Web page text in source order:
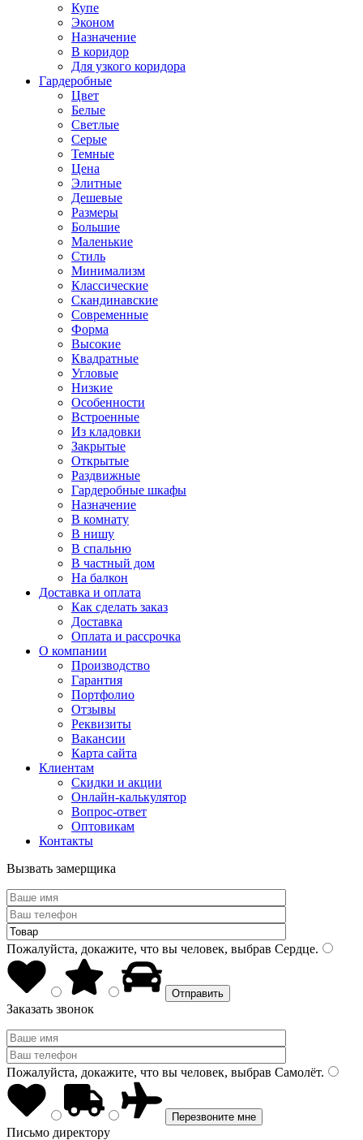
Купе
Эконом
Назначение
В коридор
Для узкого коридора
Гардеробные
Цвет
Белые
Светлые
Серые
Темные
Цена
Элитные
Дешевые
Размеры
Большие
Маленькие
Стиль
Минимализм
Классические
Скандинавские
Современные
Форма
Высокие
Квадратные
Угловые
Низкие
Особенности
Встроенные
Из кладовки
Закрытые
Открытые
Раздвижные
Гардеробные шкафы
Назначение
В комнату
В нишу
В спальню
В частный дом
На балкон
Доставка и оплата
Как сделать заказ
Доставка
Оплата и рассрочка
О компании
Производство
Гарантия
Портфолио
Отзывы
Реквизиты
Вакансии
Карта сайта
Клиентам
Скидки и акции
Онлайн-калькулятор
Вопрос-ответ
Оптовикам
Контакты
Вызвать замерщика
Пожалуйста, докажите, что вы человек, выбрав Сердце.
Заказать звонок
Пожалуйста, докажите, что вы человек, выбрав Самолёт.
Письмо директору